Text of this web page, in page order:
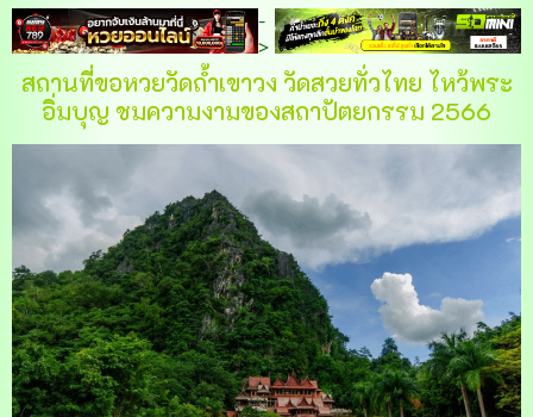
-
>
สถานที่ขอหวยวัดถ้ำเขาวง วัดสวยทั่วไทย ไหว้พระ
อิ่มบุญ ชมความงามของสถาปัตยกรรม 2566